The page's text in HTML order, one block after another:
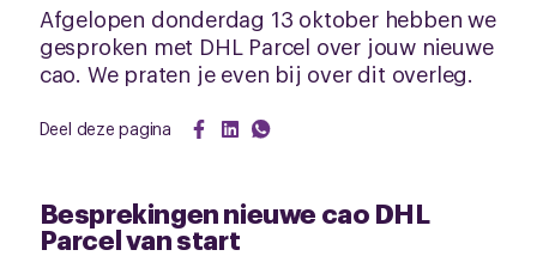
Afgelopen donderdag 13 oktober hebben we
gesproken met DHL Parcel over jouw nieuwe
cao. We praten je even bij over dit overleg.
Deel deze pagina
Besprekingen nieuwe cao DHL
Parcel van start